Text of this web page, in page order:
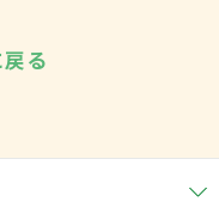
る